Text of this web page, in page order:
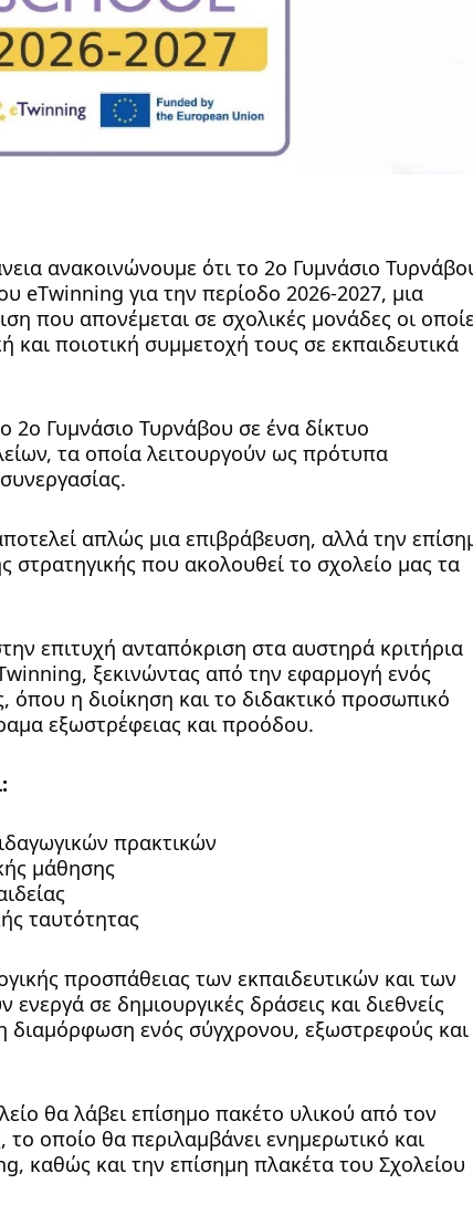
ανακοινώνουμε ότι το 2ο Γυμνάσιο
eTwinning για την περίοδο 2026-2027, μια
που απονέμεται σε σχολικές μονάδες οι
και ποιοτική συμμετοχή τους σε εκπαιδευτικά
2ο Γυμνάσιο Τυρνάβου σε ένα δίκτυο
τα οποία λειτουργούν ως πρότυπα
απλώς μια επιβράβευση, αλλά την
στρατηγικής που ακολουθεί το σχολείο μας τα
επιτυχή ανταπόκριση στα αυστηρά κριτήρια
ξεκινώντας από την εφαρμογή ενός
όπου η διοίκηση και το διδακτικό προσωπικό
εξωστρέφειας και προόδου.
πρακτικών
μάθησης
ταυτότητας
προσπάθειας των εκπαιδευτικών και των
σε δημιουργικές δράσεις και διεθνείς
διαμόρφωση ενός σύγχρονου, εξωστρεφούς και
θα λάβει επίσημο πακέτο υλικού από τον
οποίο θα περιλαμβάνει ενημερωτικό και
καθώς και την επίσημη πλακέτα του Σχολείου